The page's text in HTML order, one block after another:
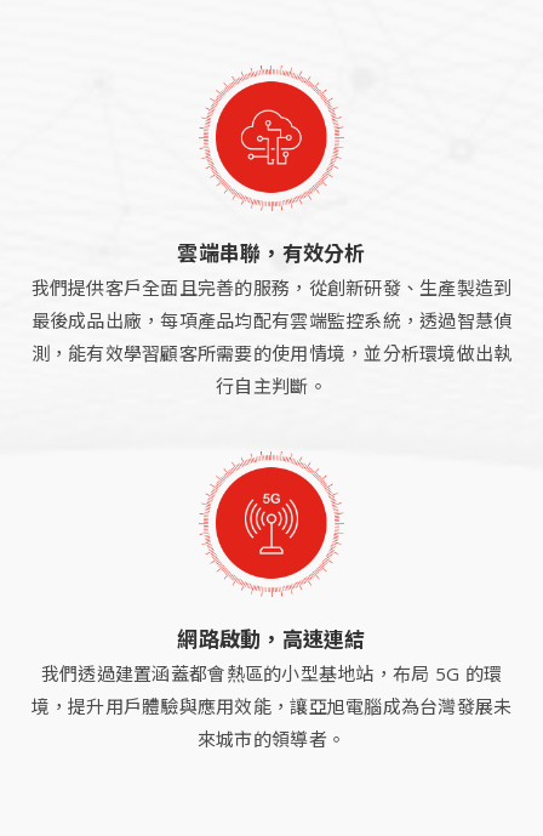
雲端串聯，有效分析
我們提供客戶全面且完善的服務，從創新研發、生產製造到
最後成品出廠，每項產品均配有雲端監控系統，透過智慧偵
測，能有效學習顧客所需要的使用情境，並分析環境做出執
行自主判斷。
網路啟動，高速連結
我們透過建置涵蓋都會熱區的小型基地站，布局 5G 的環
境，提升用戶體驗與應用效能，讓亞旭電腦成為台灣發展未
來城市的領導者。